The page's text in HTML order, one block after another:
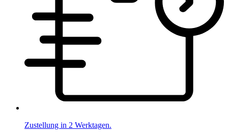
Zustellung in 2 Werktagen.